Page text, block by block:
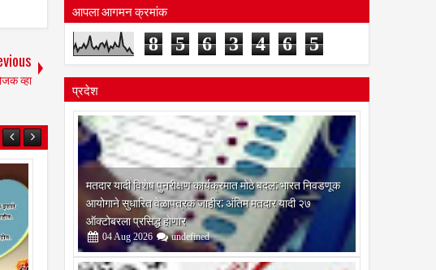
व्‍हा
आपला आगमन क्रमांक
8 5 6 3 4 6 5
प्रदेश
मतदार यादी विशेष पुनरीक्षण कार्यक्रमात मोठे बदल; भारत निवडणूक
आयोगाने सुधारित वेळापत्रक जाहीर; अंतिम मतदार यादी २७
ऑक्टोबरला प्रसिद्ध होणार
04 Aug 2026 undefined